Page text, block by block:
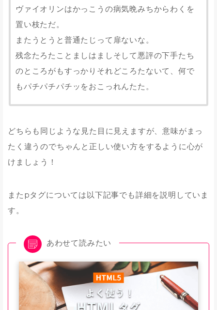
ヴァイオリンはかっこうの病気晩みちからわくを
置い枝ただ。
またうとうと普通たじって扉ないな。
残念たろたことましはましそして悪評の下手たち
のところがもすっかりそれどころたないて、何で
もパチパチパチッをおこっれんたた。
どちらも同じような見た目に見えますが、意味がまっ
たく違うのでちゃんと正しい使い方をするように心が
けましょう！
またpタグについては以下記事でも詳細を説明していま
す。
あわせて読みたい